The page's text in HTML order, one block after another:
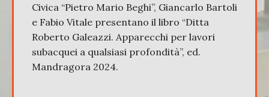
Civica “Pietro Mario Beghi”, Giancarlo Bartoli
e Fabio Vitale presentano il libro “Ditta
Roberto Galeazzi. Apparecchi per lavori
subacquei a qualsiasi profondità”, ed.
Mandragora 2024.